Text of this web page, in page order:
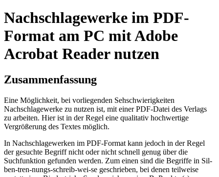
Nachschlagewerke im PDF-
Format am PC mit Adobe
Acrobat Reader nutzen
Zusammenfassung
Eine Möglichkeit, bei vorliegenden Sehschwierigkeiten
Nachschlagewerke zu nutzen ist, mit einer PDF-Datei des Verlags
zu arbeiten. Hier ist in der Regel eine qualitativ hochwertige
Vergrößerung des Textes möglich.
In Nachschlagewerken im PDF-Format kann jedoch in der Regel
der gesuchte Begriff nicht oder nicht schnell genug über die
Suchfunktion gefunden werden. Zum einen sind die Begriffe in Sil-
ben-tren-nungs-schreib-wei-se geschrieben, bei denen teilweise